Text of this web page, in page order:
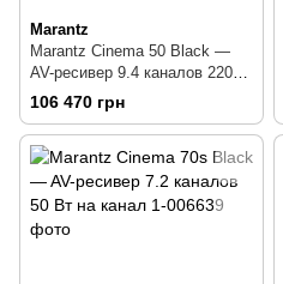
Marantz
Marantz Cinema 50 Black —
AV-ресивер 9.4 каналов 220
Вт на канал
106 470 грн